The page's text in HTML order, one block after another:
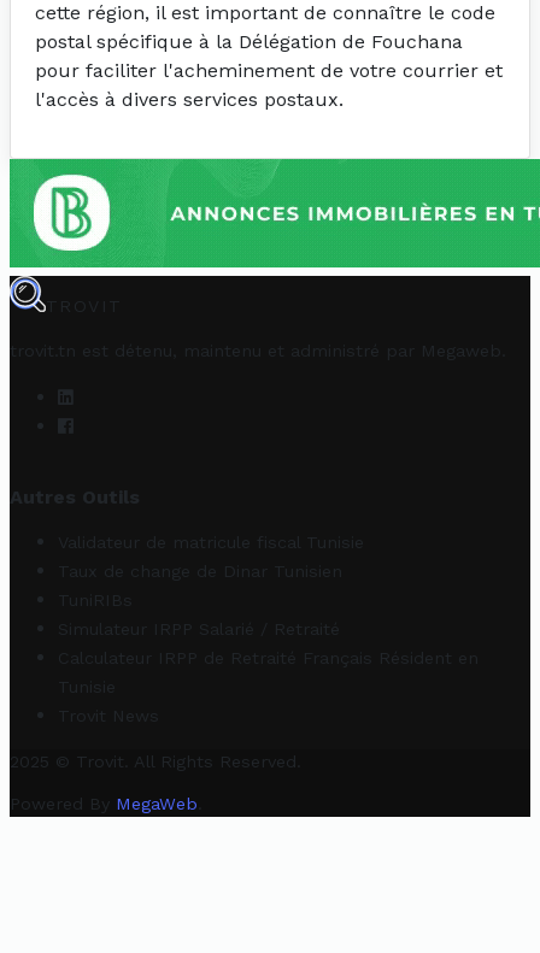
cette région, il est important de connaître le code
postal spécifique à la Délégation de Fouchana
pour faciliter l'acheminement de votre courrier et
l'accès à divers services postaux.
TROVIT
trovit.tn est détenu, maintenu et administré par Megaweb
Autres Outils
Validateur de matricule fiscal Tunisie
Taux de change de Dinar Tunisien
TuniRIBs
Simulateur IRPP Salarié / Retraité
Calculateur IRPP de Retraité Français Résident en
Tunisie
Trovit News
2025 © Trovit. All Rights Reserved.
Powered By MegaWeb